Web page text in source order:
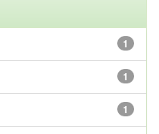
1
1
1